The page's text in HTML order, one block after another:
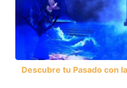
Descubre tu Pasado con